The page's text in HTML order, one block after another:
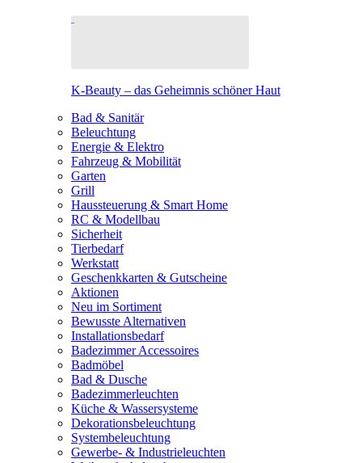
K-Beauty – das Geheimnis schöner Haut
Bad & Sanitär
Beleuchtung
Energie & Elektro
Fahrzeug & Mobilität
Garten
Grill
Haussteuerung & Smart Home
RC & Modellbau
Sicherheit
Tierbedarf
Werkstatt
Geschenkkarten & Gutscheine
Aktionen
Neu im Sortiment
Bewusste Alternativen
Installationsbedarf
Badezimmer Accessoires
Badmöbel
Bad & Dusche
Badezimmerleuchten
Küche & Wassersysteme
Dekorationsbeleuchtung
Systembeleuchtung
Gewerbe- & Industrieleuchten